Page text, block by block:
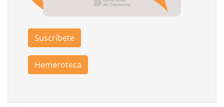
Suscríbete
Hemeroteca